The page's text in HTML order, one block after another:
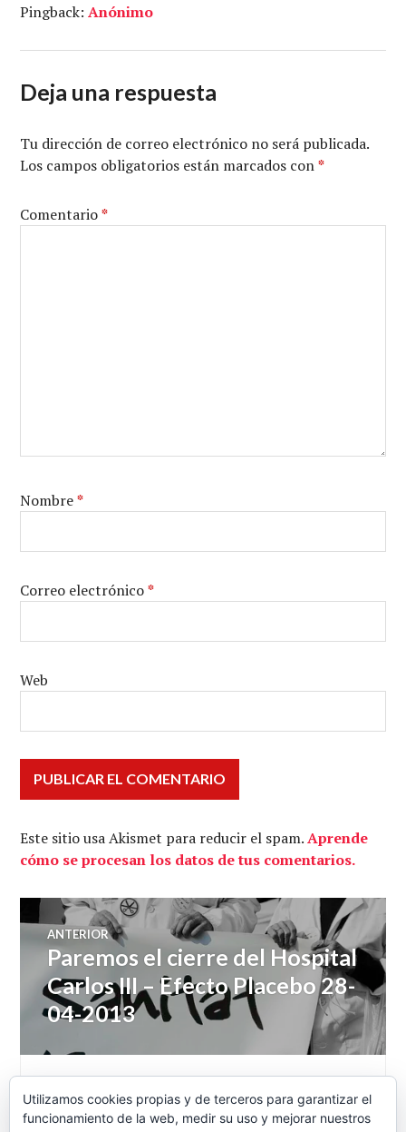
Pingback:Anónimo
Deja una respuesta
Tu dirección de correo electrónico no será publicada.
Los campos obligatorios están marcados con*
Comentario*
Nombre*
Correo electrónico*
Web
Este sitio usa Akismet para reducir el spam.Aprende
cómo se procesan los datos de tus comentarios.
Navegación
de
entradas
ANTERIOR
Entrada
anterior:
Paremos el cierre del Hospital
Carlos III – Efecto Placebo 28-
04-2013
SIGUIENTE
Entrada
Corralito – POLITEIA Oikos
Utilizamos cookies propias y de terceros para garantizar el
funcionamiento de la web, medir su uso y mejorar nuestros